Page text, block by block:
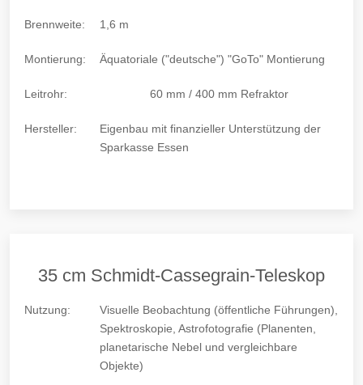
Brennweite: 1,6 m
Montierung: Äquatoriale ("deutsche") "GoTo" Montierung
Leitrohr: 60 mm / 400 mm Refraktor
Hersteller:
Eigenbau mit finanzieller Unterstützung der
Sparkasse Essen
35 cm Schmidt-Cassegrain-Teleskop
Nutzung:
Visuelle Beobachtung (öffentliche Führungen),
Spektroskopie, Astrofotografie (Planenten,
planetarische Nebel und vergleichbare
Objekte)